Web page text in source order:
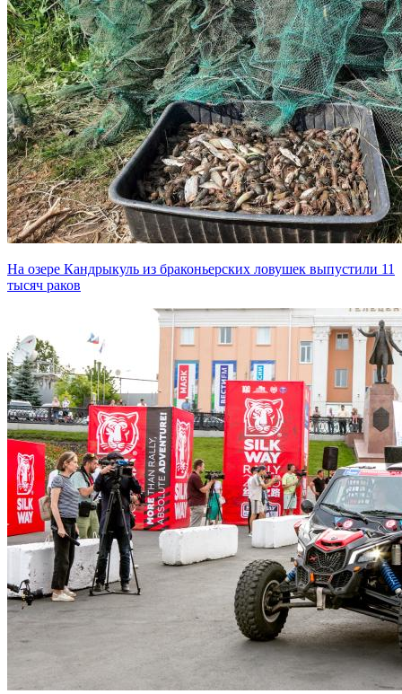
На озере Кандрыкуль из браконьерских ловушек выпустили 11
тысяч раков